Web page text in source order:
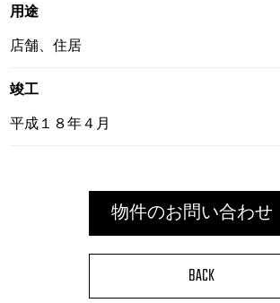
用途
店舗、住居
竣工
平成１８年４月
物件のお問い合わせ
BACK